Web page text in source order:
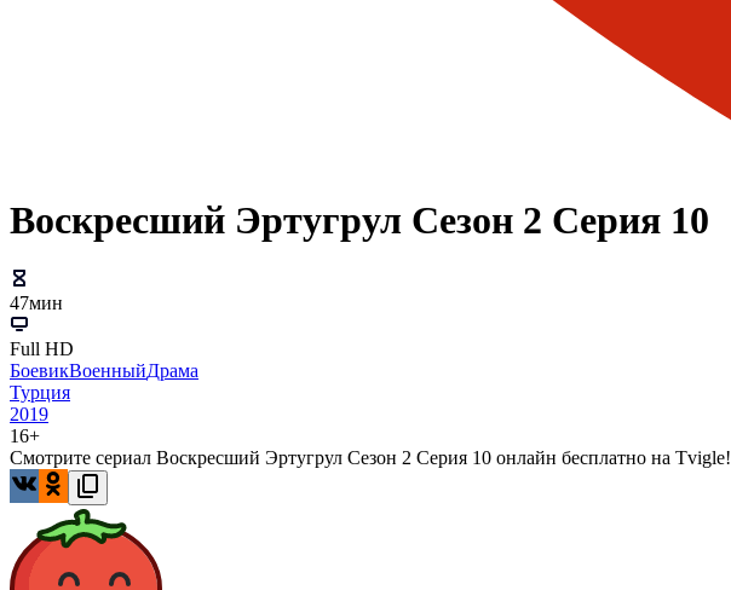
Воскресший Эртугрул Сезон 2 Серия 10
47мин
Full HD
БоевикВоенныйДрама
Турция
2019
16+
Смотрите сериал Воскресший Эртугрул Сезон 2 Серия 10 онлайн бесплатно на Tvigle!